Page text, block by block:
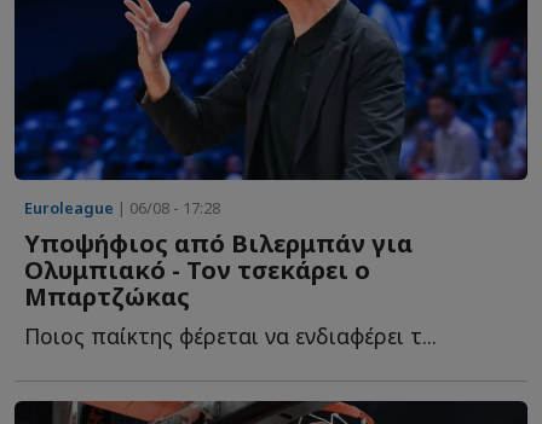
Euroleague | 06/08 - 17:28
Υποψήφιος από Βιλερμπάν για
Ολυμπιακό - Τον τσεκάρει ο
Μπαρτζώκας
Ποιος παίκτης φέρεται να ενδιαφέρει τ...